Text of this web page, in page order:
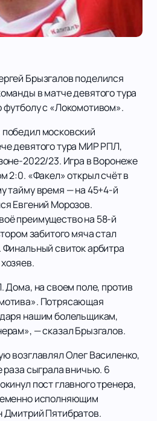
Брызгалов поделился
в матче девятого тура
с «Локомотивом».
московский
девятого тура МИР РПЛ,
2022/23. Игра в Воронеже
2:0. «Факел» открыл счёт в
тайму время — на 45+4-й
Евгений Морозов.
преимущество на 58-й
забитого мяча стал
свиток арбитра
Дома, на своем поле, против
Потрясающая
нашим болельщикам,
— сказал Брызгалов.
возглавлял Олег Василенко,
раза сыграла вничью. 6
пост главного тренера,
исполняющим
Дмитрий Пятибратов.